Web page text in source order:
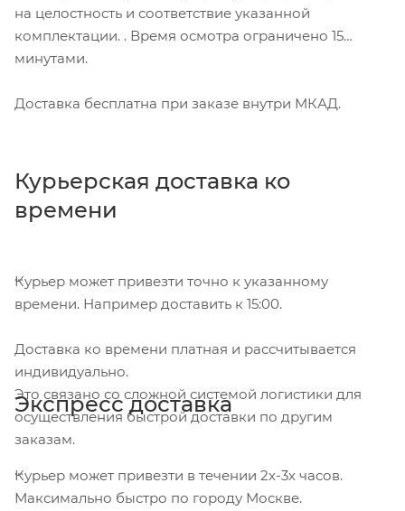
на целостность и соответствие указанной
комплектации. . Время осмотра ограничено 15
минутами.
Доставка бесплатна при заказе внутри МКАД.
Курьерская доставка ко
времени
Курьер может привезти точно к указанному
времени. Например доставить к 15:00.
Доставка ко времени платная и рассчитывается
индивидуально.
Это связано со сложной системой логистики для
осуществления быстрой доставки по другим
заказам.
Экспресс доставка
Курьер может привезти в течении 2х-3х часов.
Максимально быстро по городу Москве.